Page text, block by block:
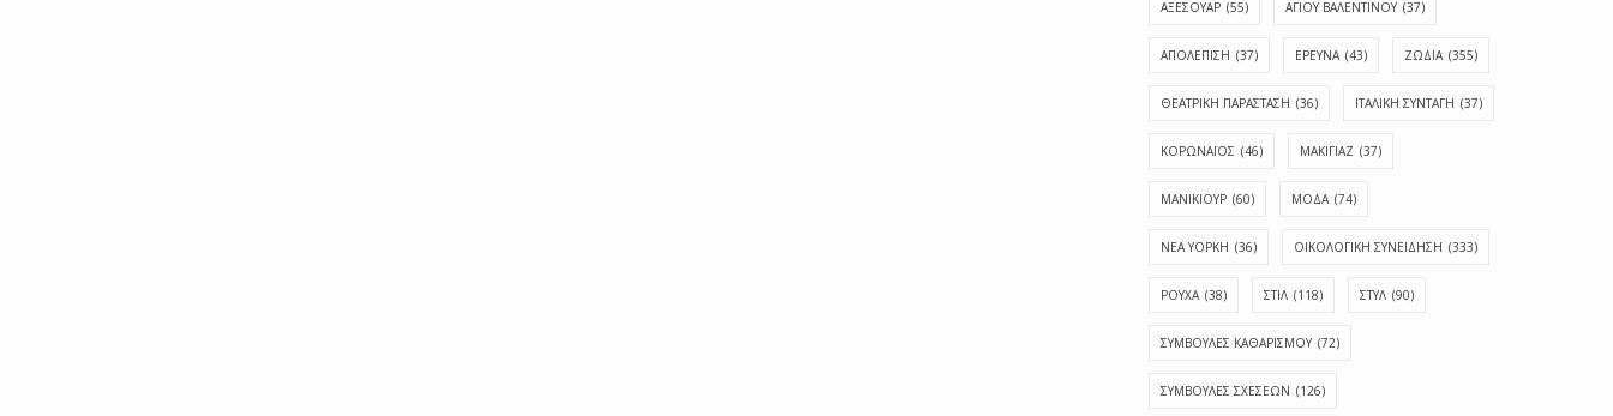
ΑΞΕΣΟΥΑΡ (55) ΑΓΊΟΥ ΒΑΛΕΝΤΊΝΟΥ (37)
ΑΠΟΛΈΠΙΣΗ (37) ΕΡΕΥΝΑ (43) ΖΩΔΙΑ (355)
ΘΕΑΤΡΙΚΗ ΠΑΡΑΣΤΑΣΗ (36) ΙΤΑΛΙΚΗ ΣΥΝΤΑΓΗ (37)
ΚΟΡΩΝΑΪΟΣ (46) ΜΑΚΙΓΙΑΖ (37)
ΜΑΝΙΚΙΟΥΡ (60) ΜΟΔΑ (74)
ΝΕΑ ΥΟΡΚΗ (36) ΟΙΚΟΛΟΓΙΚΗ ΣΥΝΕΙΔΗΣΗ (333)
ΡΟΥΧΑ (38) ΣΤΙΛ (118) ΣΤΥΛ (90)
ΣΥΜΒΟΥΛΕΣ ΚΑΘΑΡΙΣΜΟΥ (72)
ΣΥΜΒΟΥΛΕΣ ΣΧΕΣΕΩΝ (126)